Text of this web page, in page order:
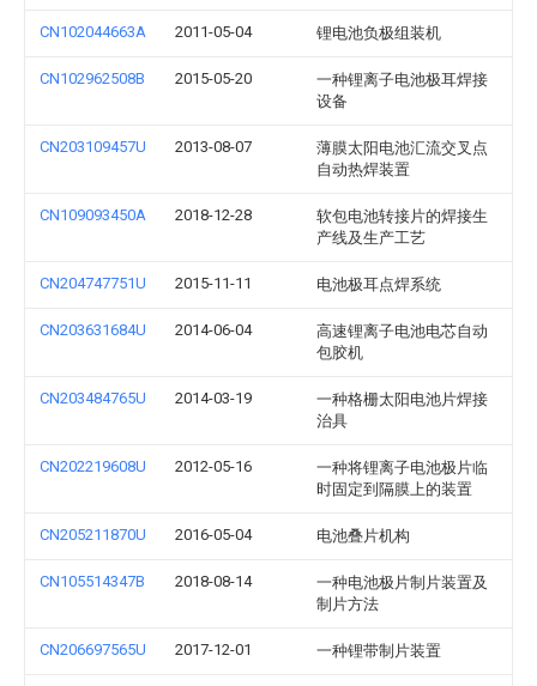
CN102044663A 2011-05-04 锂电池负极组装机
CN102962508B 2015-05-20
一种锂离子电池极耳焊接
设备
CN203109457U 2013-08-07
薄膜太阳电池汇流交叉点
自动热焊装置
CN109093450A 2018-12-28
软包电池转接片的焊接生
产线及生产工艺
CN204747751U 2015-11-11 电池极耳点焊系统
CN203631684U 2014-06-04
高速锂离子电池电芯自动
包胶机
CN203484765U 2014-03-19
一种格栅太阳电池片焊接
治具
CN202219608U 2012-05-16
一种将锂离子电池极片临
时固定到隔膜上的装置
CN205211870U 2016-05-04 电池叠片机构
CN105514347B 2018-08-14
一种电池极片制片装置及
制片方法
CN206697565U 2017-12-01 一种锂带制片装置